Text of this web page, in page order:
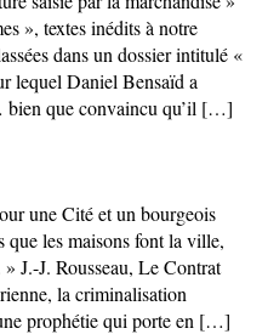
», textes inédits à notre
dans un dossier intitulé «
lequel Daniel Bensaïd a
bien que convaincu qu’il […]
une Cité et un bourgeois
que les maisons font la ville,
J.-J. Rousseau, Le Contrat
la criminalisation
prophétie qui porte en […]